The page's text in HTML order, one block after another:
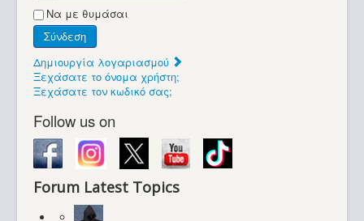
Να με θυμάσαι
Σύνδεση
Δημιουργία λογαριασμού
Ξεχάσατε το όνομα χρήστη;
Ξεχάσατε τον κωδικό σας;
Follow us on
Forum Latest Topics